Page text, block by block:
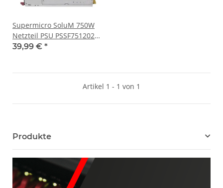
Supermicro SoluM 750W
Netzteil PSU PSSF751202D
PWS-751P-1R Rev. 1.1
39,99 € *
Artikel 1 - 1 von 1
Produkte